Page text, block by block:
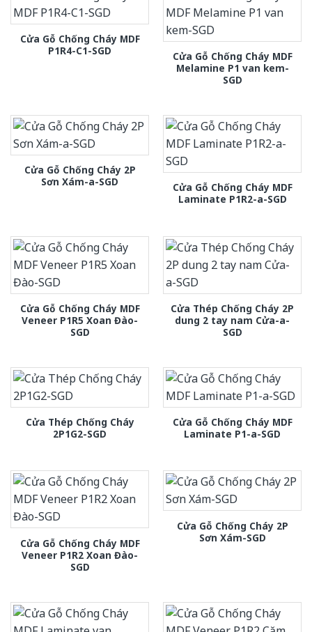
Cửa Gỗ Chống Cháy MDF
P1R4-C1-SGD
Cửa Gỗ Chống Cháy MDF
Melamine P1 van kem-
SGD
Cửa Gỗ Chống Cháy 2P
Sơn Xám-a-SGD
Cửa Gỗ Chống Cháy MDF
Laminate P1R2-a-SGD
Cửa Gỗ Chống Cháy MDF
Veneer P1R5 Xoan Đào-
SGD
Cửa Thép Chống Cháy 2P
dung 2 tay nam Cửa-a-
SGD
Cửa Thép Chống Cháy
2P1G2-SGD
Cửa Gỗ Chống Cháy MDF
Laminate P1-a-SGD
Cửa Gỗ Chống Cháy MDF
Veneer P1R2 Xoan Đào-
SGD
Cửa Gỗ Chống Cháy 2P
Sơn Xám-SGD